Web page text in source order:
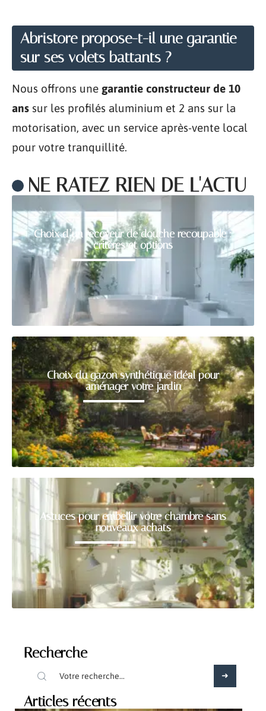
Abristore propose-t-il une garantie
sur ses volets battants ?
Nous offrons une garantie constructeur de 10
ans sur les profilés aluminium et 2 ans sur la
motorisation, avec un service après-vente local
pour votre tranquillité.
NE RATEZ RIEN DE L'ACTU
Choix d’un receveur de douche recoupable :
critères et options
Choix du gazon synthétique idéal pour
aménager votre jardin
Astuces pour embellir votre chambre sans
nouveaux achats
Recherche
Articles récents